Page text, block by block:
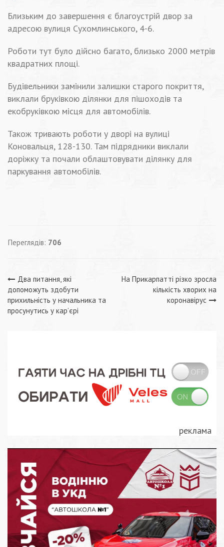
Близьким до завершення є благоустрій двор за
адресою вулиця Сухомлинського, 4-6.
Роботи тут було дійсно багато, близько 2000 метрів
квадратних площі.
Будівельники замінили залишки старого покриття,
виклали бруківкою ділянки для пішоходів та
екобруківкою місця для автомобілів.
Також тривають роботи у дворі на вулиці
Коновальця, 128-130. Там підрядники виклали
доріжку та почали облаштовувати ділянку для
паркування автомобілів.
Переглядів: 706
Навігація
записів
Два питання, які
допоможуть здобути
прихильність у начальника та
просунутись у кар’єрі
На Прикарпатті різко зросла
кількість хворих на
коронавірус